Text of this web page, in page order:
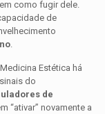
como fugir dele.
de
.
Estética há
do
de
“ativar” novamente a